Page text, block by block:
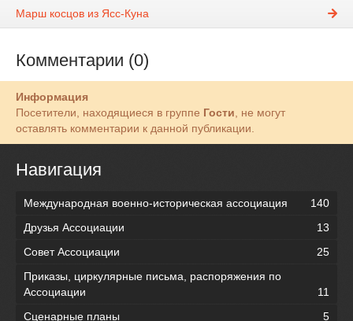
Марш косцов из Ясс-Куна
Комментарии (0)
Информация
Посетители, находящиеся в группе Гости, не могут
оставлять комментарии к данной публикации.
Навигация
Международная военно-историческая ассоциация
140
Друзья Ассоциации
13
Совет Ассоциации
25
Приказы, циркулярные письма, распоряжения по
Ассоциации
11
Сценарные планы
5